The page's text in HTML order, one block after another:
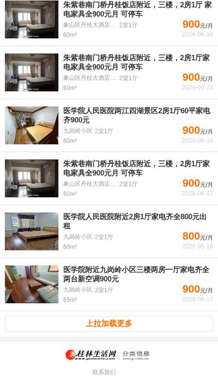
朱紫巷南门桥丹桂饭店附近，三楼，2房1厅 家
电家具全900元月 可停车
象山区丹桂大酒店后边朱紫巷8号
2室1厅
60m²
900元/月
2026-06-30
朱紫巷南门桥丹桂饭店附近，三楼，2房1厅家
电家具全900元月 可停车
象山区丹桂大酒店后边朱紫巷8号
2室1厅
60m²
900元/月
2026-06-23
医学院人民医院两江四湖景区2房1厅60平家电
齐900元
九岗岭小区 2室1厅
60m²
900元/月
2026-06-18
朱紫巷南门桥丹桂饭店附近，三楼，2房1厅家
电家具全900元月 可停车
象山区丹桂大酒店后边朱紫巷8号
2室1厅
60m²
900元/月
2026-06-17
医学院人民医院附近2房1厅家电齐全800元出
租
九岗岭小区 2室1厅
60m²
800元/月
2026-06-16
医学院附近九岗岭小区三楼两房一厅家电齐全
两台新空调900元
九岗岭小区 2室1厅
65m²
900元/月
2026-06-12
上拉加载更多
联系我们